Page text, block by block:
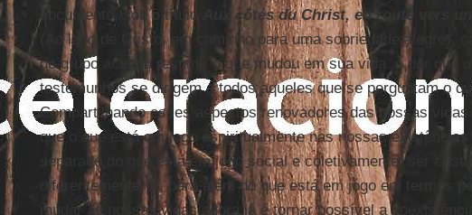
documento, sob o título
Aux côtés du Christ, en route vers
(Ao lado de Cristo, em caminho para uma sobriedade alegre),
do grupo aceitou resumir o que mudou em sua vida e por que
testemunhos se dirigem a todos aqueles que se perguntam o
Compartilhando esses aspectos renovadores das nossas
que o que está em jogo espiritualmente nas nossas
separado do que está em jogo social e coletivamente: ser
diferentemente. E, para além do que está em jogo em termos
mudar as nossas vidas agora já é tornar possível a